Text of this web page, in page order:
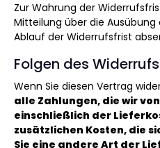
Zur Wahrung der
Mitteilung über die
Ablauf der Widerrufsfrist
Folgen des Widerrufs
Wenn Sie diesen Vertrag
alle Zahlungen, die wir
einschließlich der
zusätzlichen Kosten, die
Sie eine andere Art der